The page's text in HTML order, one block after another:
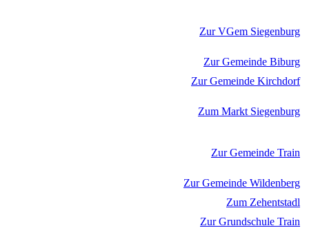
Zur VGem Siegenburg
Zur Gemeinde Biburg
Zur Gemeinde Kirchdorf
Zum Markt Siegenburg
Zur Gemeinde Train
Zur Gemeinde Wildenberg
Zum Zehentstadl
Zur Grundschule Train